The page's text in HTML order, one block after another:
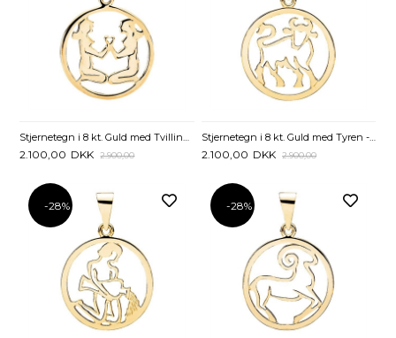
Stjernetegn i 8 kt. Guld med Tvillingen - 20 mm
2.100,00 DKK 2.900,00
Stjernetegn i 8 kt. Guld med Tyren - 20 mm
2.100,00 DKK 2.900,00
-28% -28%